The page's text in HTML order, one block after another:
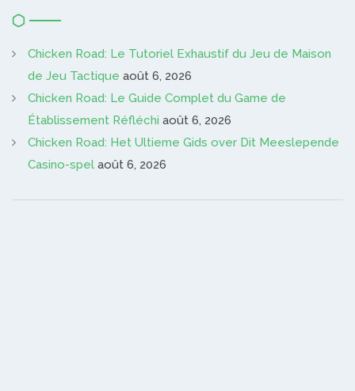
Chicken Road: Le Tutoriel Exhaustif du Jeu de Maison
de Jeu Tactique août 6, 2026
Chicken Road: Le Guide Complet du Game de
Établissement Réfléchi août 6, 2026
Chicken Road: Het Ultieme Gids over Dit Meeslepende
Casino-spel août 6, 2026